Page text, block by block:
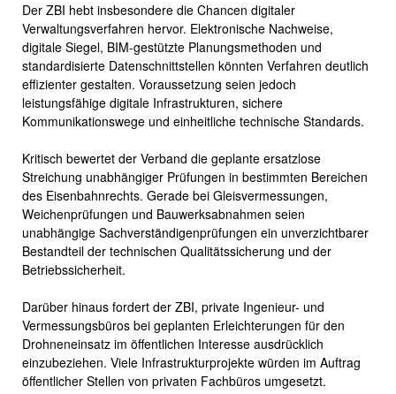
Der ZBI hebt insbesondere die Chancen digitaler
Verwaltungsverfahren hervor. Elektronische Nachweise,
digitale Siegel, BIM-gestützte Planungsmethoden und
standardisierte Datenschnittstellen könnten Verfahren deutlich
effizienter gestalten. Voraussetzung seien jedoch
leistungsfähige digitale Infrastrukturen, sichere
Kommunikationswege und einheitliche technische Standards.
Kritisch bewertet der Verband die geplante ersatzlose
Streichung unabhängiger Prüfungen in bestimmten Bereichen
des Eisenbahnrechts. Gerade bei Gleisvermessungen,
Weichenprüfungen und Bauwerksabnahmen seien
unabhängige Sachverständigenprüfungen ein unverzichtbarer
Bestandteil der technischen Qualitätssicherung und der
Betriebssicherheit.
Darüber hinaus fordert der ZBI, private Ingenieur- und
Vermessungsbüros bei geplanten Erleichterungen für den
Drohneneinsatz im öffentlichen Interesse ausdrücklich
einzubeziehen. Viele Infrastrukturprojekte würden im Auftrag
öffentlicher Stellen von privaten Fachbüros umgesetzt.